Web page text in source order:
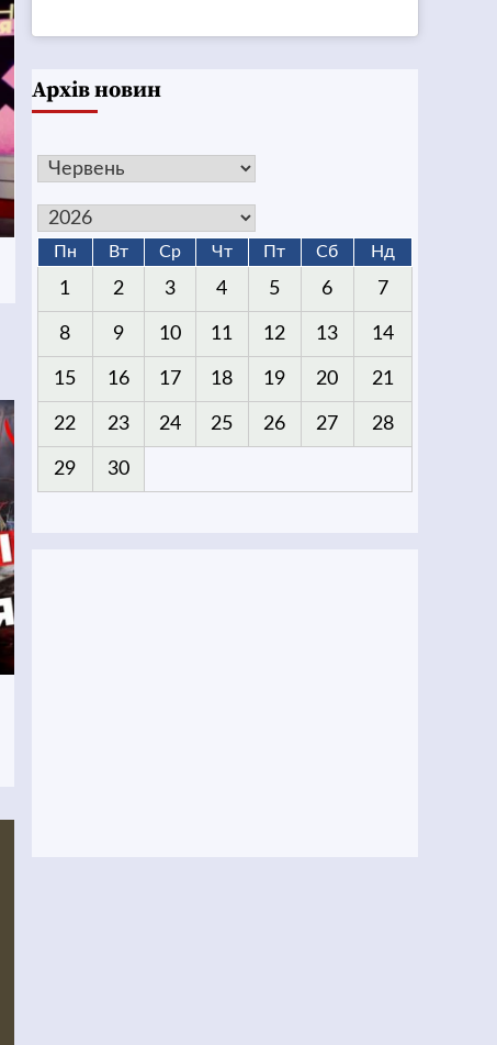
Архів новин
Пн Вт Ср Чт Пт Сб Нд
1 2 3 4 5 6 7
8 9 10 11 12 13 14
15 16 17 18 19 20 21
22 23 24 25 26 27 28
29 30